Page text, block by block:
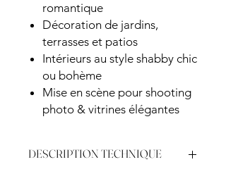
romantique
Décoration de jardins,
terrasses et patios
Intérieurs au style shabby chic
ou bohème
Mise en scène pour shooting
photo & vitrines élégantes
DESCRIPTION TECHNIQUE